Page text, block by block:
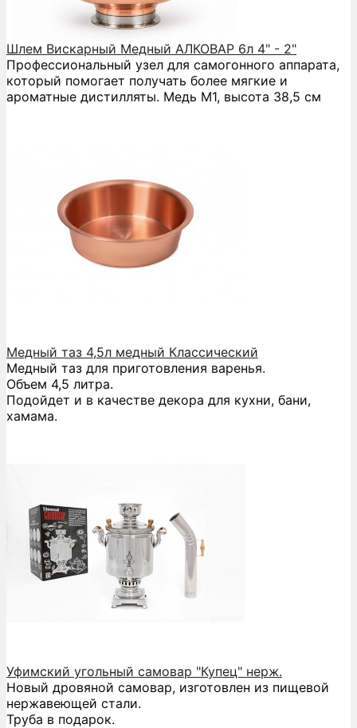
Шлем Вискарный Медный АЛКОВАР 6л 4" - 2"
Профессиональный узел для самогонного аппарата,
который помогает получать более мягкие и
ароматные дистилляты. Медь М1, высота 38,5 см
Медный таз 4,5л медный Классический
Медный таз для приготовления варенья.
Объем 4,5 литра.
Подойдет и в качестве декора для кухни, бани,
хамама.
Уфимский угольный самовар "Купец" нерж.
Новый дровяной самовар, изготовлен из пищевой
нержавеющей стали.
Труба в подарок.